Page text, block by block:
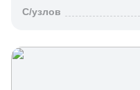
C/узлов